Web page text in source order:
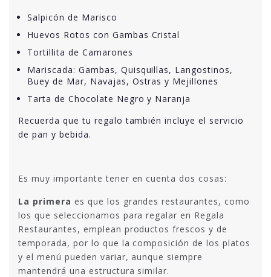
Salpicón de Marisco
Huevos Rotos con Gambas Cristal
Tortillita de Camarones
Mariscada: Gambas, Quisquillas, Langostinos,
Buey de Mar, Navajas, Ostras y Mejillones
Tarta de Chocolate Negro y Naranja
Recuerda que tu regalo también incluye el servicio
de pan y bebida.
Es muy importante tener en cuenta dos cosas:
La primera es que los grandes restaurantes, como
los que seleccionamos para regalar en Regala
Restaurantes, emplean productos frescos y de
temporada, por lo que la composición de los platos
y el menú pueden variar, aunque siempre
mantendrá una estructura similar.